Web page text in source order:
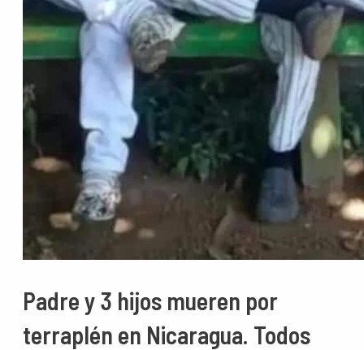
Padre y 3 hijos mueren por
terraplén en Nicaragua. Todos